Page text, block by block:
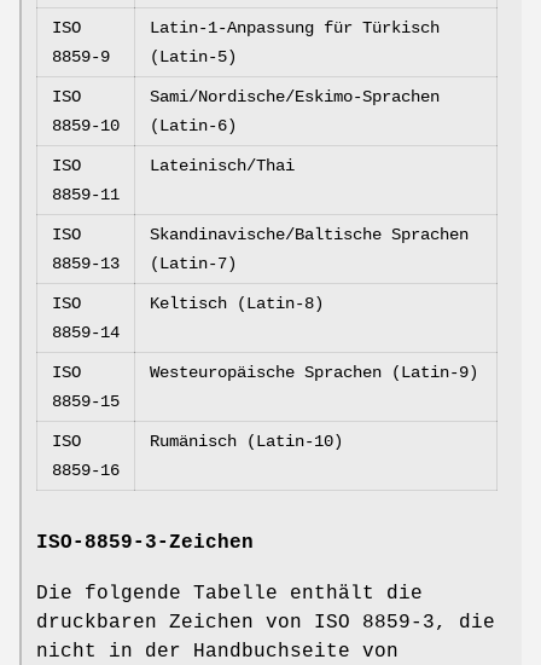
ISO
8859-9
Latin-1-Anpassung für Türkisch
(Latin-5)
ISO
8859-10
Sami/Nordische/Eskimo-Sprachen
(Latin-6)
ISO
8859-11
Lateinisch/Thai
ISO
8859-13
Skandinavische/Baltische Sprachen
(Latin-7)
ISO
8859-14
Keltisch (Latin-8)
ISO
8859-15
Westeuropäische Sprachen (Latin-9)
ISO
8859-16
Rumänisch (Latin-10)
ISO-8859-3-Zeichen
Die folgende Tabelle enthält die
druckbaren Zeichen von ISO 8859-3, die
nicht in der Handbuchseite von